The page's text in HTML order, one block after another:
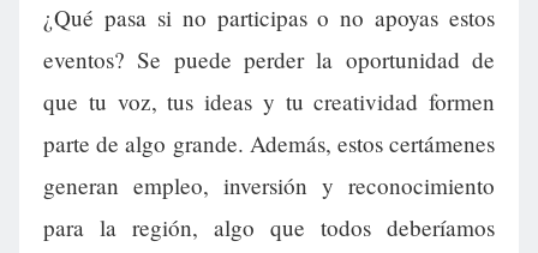
¿Qué pasa si no participas o no apoyas estos
eventos? Se puede perder la oportunidad de
que tu voz, tus ideas y tu creatividad formen
parte de algo grande. Además, estos certámenes
generan empleo, inversión y reconocimiento
para la región, algo que todos deberíamos